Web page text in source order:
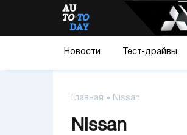
Новости Тест-драйвы
Главная » Nissan
Nissan